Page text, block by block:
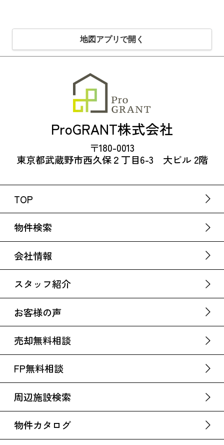
地図アプリで開く
ProGRANT株式会社
〒180-0013
東京都武蔵野市西久保２丁目6-3 大ビル 2階
TOP
物件検索
会社情報
スタッフ紹介
お客様の声
売却無料相談
FP無料相談
周辺施設検索
物件カタログ